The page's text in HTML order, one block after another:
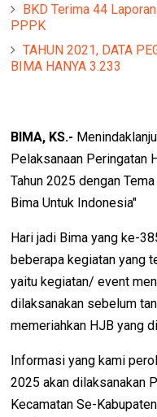
BKD Terima 44
PPPK
TAHUN 2021, DATA
BIMA HANYA 3.233
BIMA, KS.-
Pelaksanaan Peringatan
Tahun 2025 dengan
Bima Untuk Indonesia"
Hari jadi Bima yang ke-
beberapa kegiatan yang
yaitu kegiatan/ event
dilaksanakan sebelum
memeriahkan HJB yang
Informasi yang kami
2025 akan dilaksanakan
Kecamatan Se-